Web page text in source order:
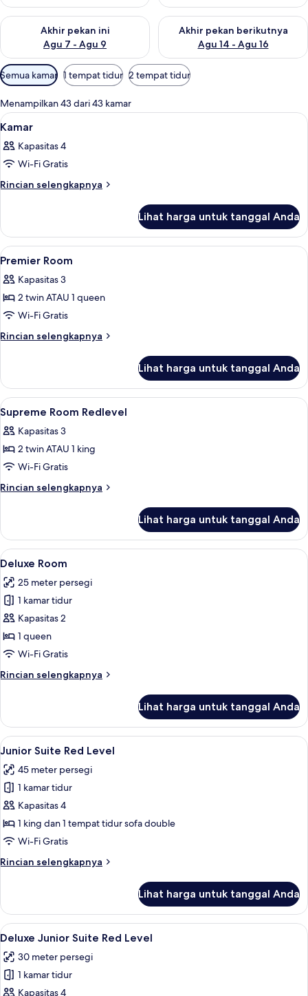
Akhir pekan ini
Agu 7 - Agu 9
Periksa ketersediaan untuk akhir pekan ini Agu 7 - Agu 9
Akhir pekan berikutnya
Agu 14 - Agu 16
Periksa ketersediaan untuk
Filter
tersedia
untuk
kamar
Semua kamar 1 tempat tidur 2 tempat tidur
Menampilkan 43 dari 43 kamar
Lihat
semua
foto
untuk
Kamar
22
Kamar
Kapasitas 4
Wi-Fi Gratis
Rincian selengkapnya
Rincian
Kamar
Lihat harga untuk tanggal Anda
Lihat
semua
foto
untuk
Premier
Room
11
Premier Room
Kapasitas 3
2 twin ATAU 1 queen
Wi-Fi Gratis
Rincian selengkapnya
Rincian
Premier
Room
Lihat harga untuk tanggal Anda
Lihat
semua
foto
untuk
Supreme
Room
8
Supreme Room Redlevel
Kapasitas 3
2 twin ATAU 1 king
Wi-Fi Gratis
Rincian selengkapnya
Rincian
Supreme
Room
Redlevel
Lihat harga untuk tanggal Anda
Lihat
semua
foto
untuk
Deluxe
Room
Deluxe Room | Seprai premium,
4
Deluxe Room
25 meter persegi
1 kamar tidur
Kapasitas 2
1 queen
Wi-Fi Gratis
Rincian selengkapnya
Rincian
Deluxe
Room
Lihat harga untuk tanggal Anda
Lihat
semua
foto
untuk
Junior
Suite
Red
Seprai premium, selimut bulu angsa,
4
Junior Suite Red Level
45 meter persegi
1 kamar tidur
Kapasitas 4
1 king dan 1 tempat tidur sofa double
Wi-Fi Gratis
Rincian selengkapnya
Rincian
Junior
Suite
Red
Lihat harga untuk tanggal Anda
Lihat
semua
foto
untuk
Seprai premium, selimut bulu angsa,
5
Deluxe Junior Suite Red Level
30 meter persegi
1 kamar tidur
Kapasitas 4